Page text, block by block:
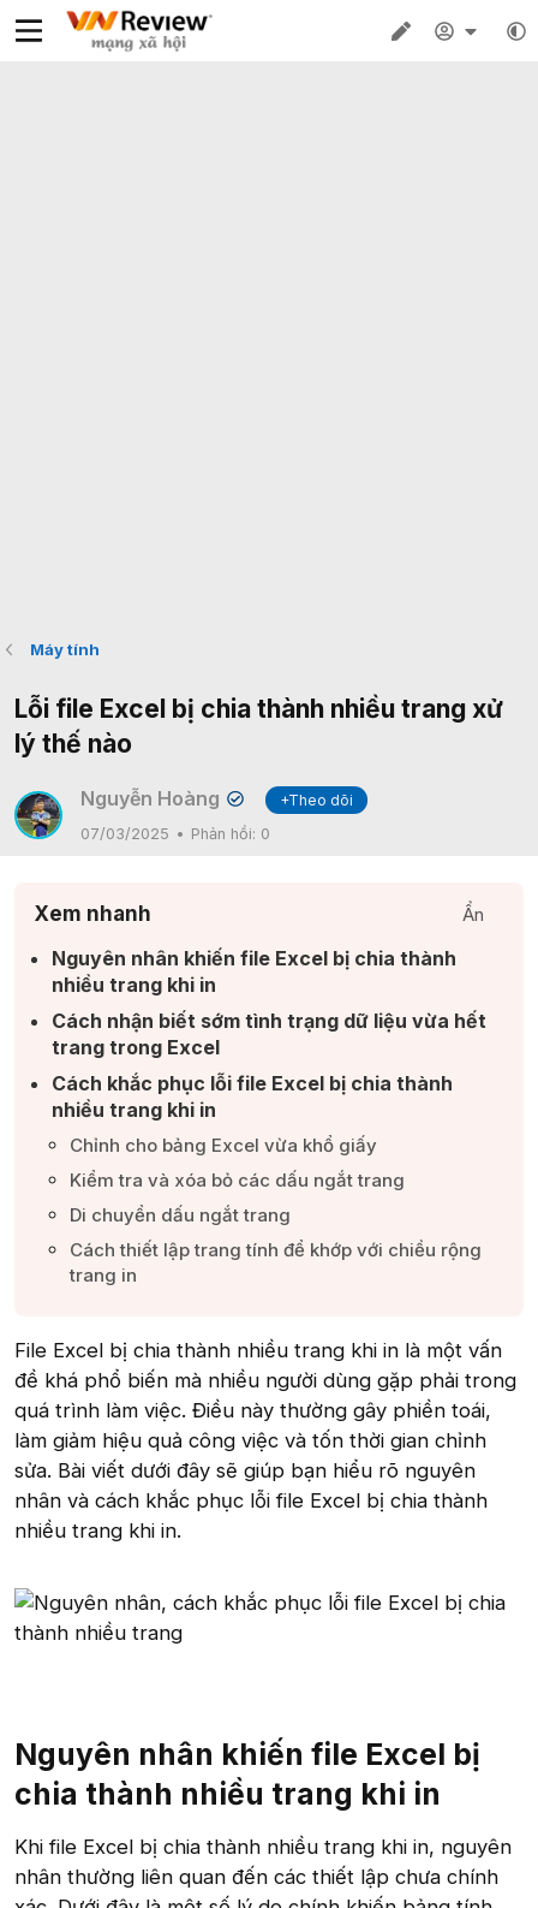
Máy tính
Lỗi file Excel bị chia thành nhiều trang xử
lý thế nào
Nguyễn Hoàng ✔
+Theo dõi
07/03/2025
Phản hồi: 0
Xem nhanh Ẩn
Nguyên nhân khiến file Excel bị chia thành
nhiều trang khi in​
Cách nhận biết sớm tình trạng dữ liệu vừa hết
trang trong Excel​
Cách khắc phục lỗi file Excel bị chia thành
nhiều trang khi in​
Chỉnh cho bảng Excel vừa khổ giấy​
Kiểm tra và xóa bỏ các dấu ngắt trang​
Di chuyển dấu ngắt trang​
Cách thiết lập trang tính để khớp với chiều rộng
trang in​
File Excel bị chia thành nhiều trang khi in là một vấn
đề khá phổ biến mà nhiều người dùng gặp phải trong
quá trình làm việc. Điều này thường gây phiền toái,
làm giảm hiệu quả công việc và tốn thời gian chỉnh
sửa. Bài viết dưới đây sẽ giúp bạn hiểu rõ nguyên
nhân và cách khắc phục lỗi file Excel bị chia thành
nhiều trang khi in.
Nguyên nhân khiến file Excel bị
chia thành nhiều trang khi in
Khi file Excel bị chia thành nhiều trang khi in, nguyên
nhân thường liên quan đến các thiết lập chưa chính